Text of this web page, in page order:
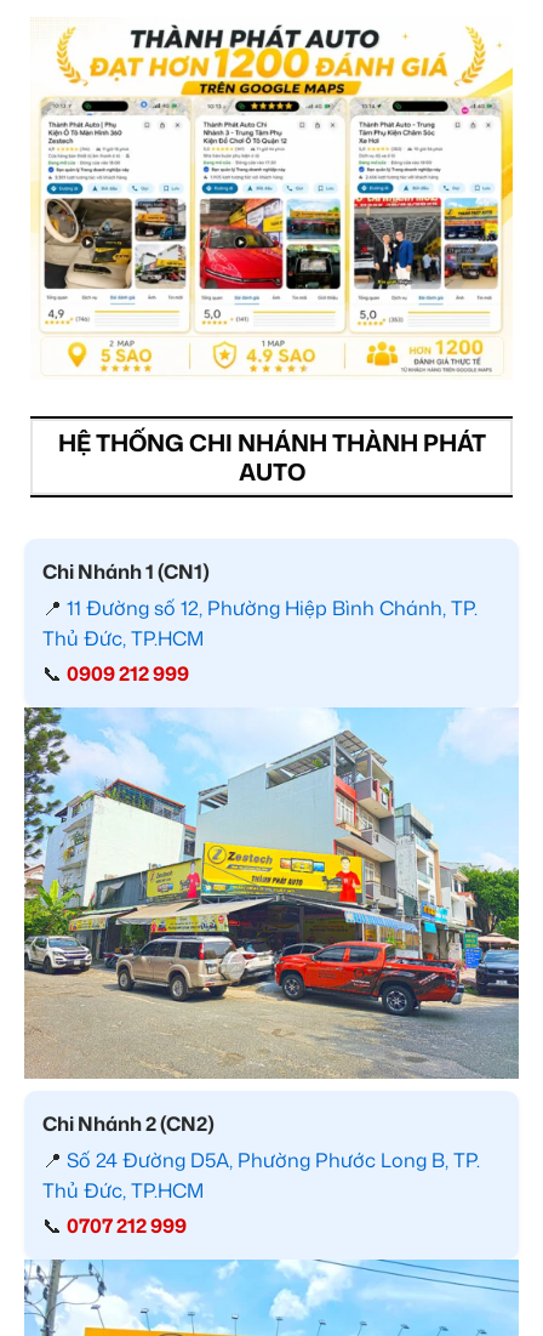
HỆ THỐNG CHI NHÁNH THÀNH PHÁT
AUTO
Chi Nhánh 1 (CN1)
📍 11 Đường số 12, Phường Hiệp Bình Chánh, TP.
Thủ Đức, TP.HCM
📞 0909 212 999
Chi Nhánh 2 (CN2)
📍 Số 24 Đường D5A, Phường Phước Long B, TP.
Thủ Đức, TP.HCM
📞 0707 212 999